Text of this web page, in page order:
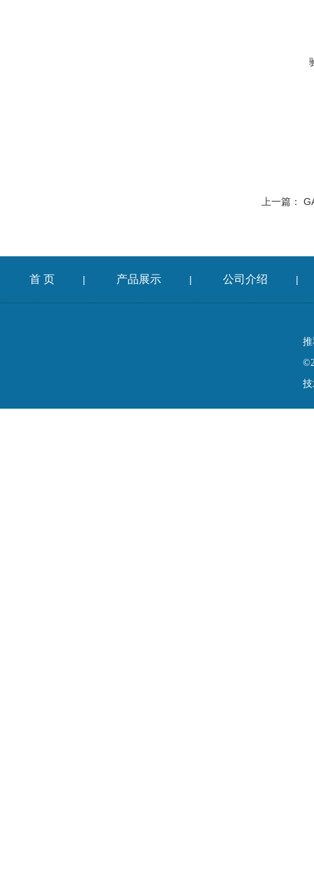
上一篇：
首 页 | 产品展示 | 公司介绍 |